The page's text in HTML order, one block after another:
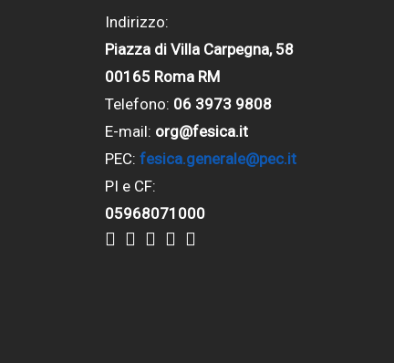
Indirizzo:
Piazza di Villa Carpegna, 58
00165 Roma RM
Telefono: 06 3973 9808
E-mail: org@fesica.it
PEC: fesica.generale@pec.it
PI e CF:
05968071000